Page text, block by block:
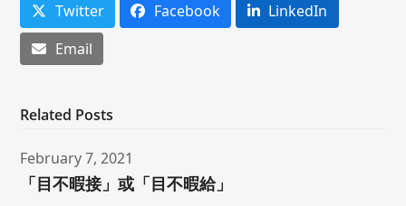
Twitter Facebook
LinkedIn
Email
Related Posts
February 7, 2021
「目不暇接」或「目不暇給」